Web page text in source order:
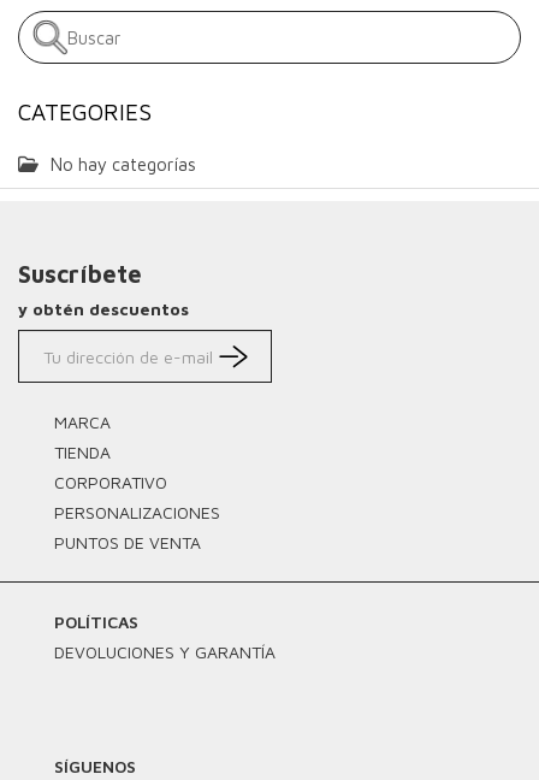
CATEGORIES
No hay categorías
Suscríbete
y obtén descuentos
MARCA
TIENDA
CORPORATIVO
PERSONALIZACIONES
PUNTOS DE VENTA
POLÍTICAS
DEVOLUCIONES Y GARANTÍA
SÍGUENOS